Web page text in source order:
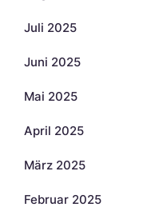
Juli 2025
Juni 2025
Mai 2025
April 2025
März 2025
Februar 2025